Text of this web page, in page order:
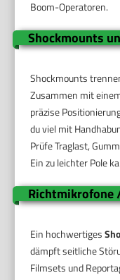
Boom-Operatoren.
Shockmounts
Shockmounts
Zusammen mit
präzise
du viel mit
Prüfe Traglast,
Ein zu leichter Pole
Richtmikrofone
Ein hochwertiges
dämpft seitliche
Filmsets und